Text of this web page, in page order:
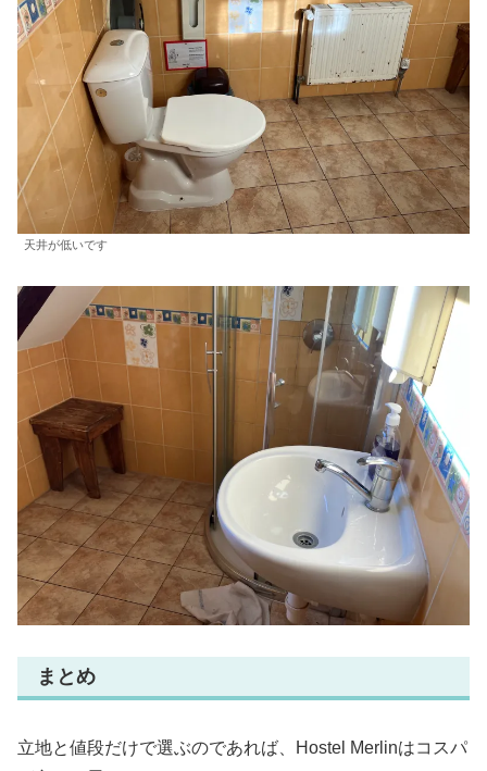
天井が低いです
まとめ
立地と値段だけで選ぶのであれば、Hostel Merlinはコスパ